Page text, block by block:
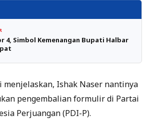
4, Simbol Kemenangan Bupati Halbar
menjelaskan, Ishak Naser nantinya
pengembalian formulir di Partai
Perjuangan (PDI-P).